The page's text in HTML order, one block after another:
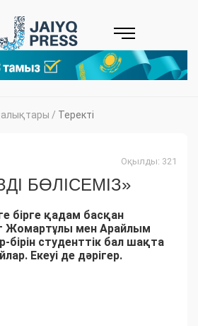
/ Теректі
Оқылды: 321
БӨЛІСЕМІЗ»
бірге қадам басқан
Жомартұлы мен Арайлым
бірін студенттік бал шақта
Екеуі де дәрігер.